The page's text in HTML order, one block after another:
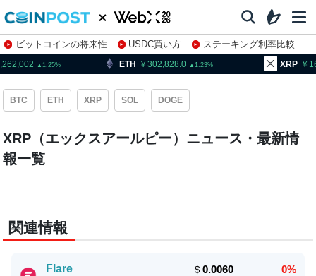
ビットコインの将来性 USDC買い方
ステーキング利率比較
株特集・関連銘柄
1.25 ETH 302,828.0 1.23 XRP
BTC ETH XRP SOL DOGE
XRP（エックスアールピー）ニュース・最新情
報一覧
関連情報
Flare ＄0.0060 0%